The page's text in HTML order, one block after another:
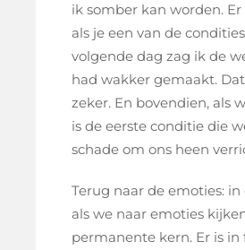
ik somber kan worden.
als je een van de
volgende dag zag ik de
had wakker gemaakt.
zeker. En bovendien, als
is de eerste conditie die
schade om ons heen
Terug naar de emoties:
als we naar emoties
permanente kern. Er is